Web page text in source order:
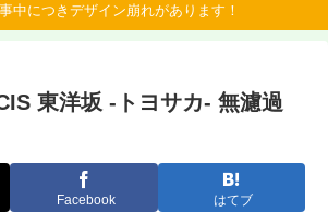
中につきデザイン崩れがあります！
東洋坂 -トヨサカ- 無濾過
Facebook はてブ